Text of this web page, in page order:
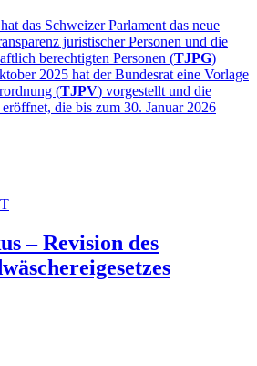
das Schweizer Parlament das neue
juristischer Personen und die
berechtigten Personen (TJPG)
2025 hat der Bundesrat eine Vorlage
(TJPV) vorgestellt und die
die bis zum 30. Januar 2026
– Revision des